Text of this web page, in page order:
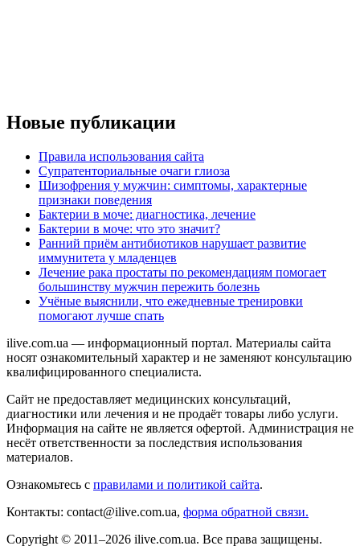
Новые публикации
Правила использования сайта
Супратенториальные очаги глиоза
Шизофрения у мужчин: симптомы, характерные
признаки поведения
Бактерии в моче: диагностика, лечение
Бактерии в моче: что это значит?
Ранний приём антибиотиков нарушает развитие
иммунитета у младенцев
Лечение рака простаты по рекомендациям помогает
большинству мужчин пережить болезнь
Учёные выяснили, что ежедневные тренировки
помогают лучше спать
ilive.com.ua — информационный портал. Материалы сайта
носят ознакомительный характер и не заменяют консультацию
квалифицированного специалиста.
Сайт не предоставляет медицинских консультаций,
диагностики или лечения и не продаёт товары либо услуги.
Информация на сайте не является офертой. Администрация не
несёт ответственности за последствия использования
материалов.
Ознакомьтесь с правилами и политикой сайта.
Контакты: contact@ilive.com.ua, форма обратной связи.
Copyright © 2011–2026 ilive.com.ua. Все права защищены.